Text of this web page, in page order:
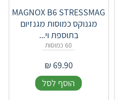
‎MAGNOX‎ ‎B‎6‎ ‎STRESSMAG
מגנוקס כמוסות מגנזיום
בתוספת וי...
60 כמוסות
69.90
₪
הוסף לסל